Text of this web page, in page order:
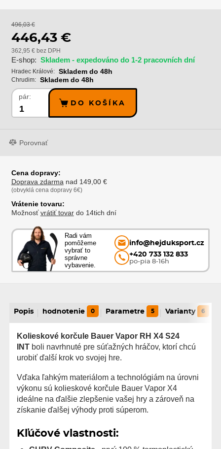
496,03 €
446,43 €
362,95 € bez DPH
E-shop: Skladem - expedováno do 1-2 pracovních dní
Hradec Králové: Skladem do 48h
Chrudim: Skladem do 48h
pár:
DO KOŠÍKA
Porovnať
Cena dopravy:
Doprava zdarmanad 149,00 €
(obvyklá cena dopravy 6€)
Vrátenie tovaru:
Možnosťvrátiť tovardo 14tich dní
Radi vám
pomôžeme
vybrať to
správne
vybavenie.
info@hejduksport.cz
+420 733 132 833
po-pia 8-16h
Popis hodnotenie 0 Parametre 5 Varianty 6
Kolieskové korčule Bauer Vapor RH X4 S24
INT boli navrhnuté pre súťažných hráčov, ktorí chcú
urobiť ďalší krok vo svojej hre.
Vďaka ľahkým materiálom a technológiám na úrovni
výkonu sú kolieskové korčule Bauer Vapor X4
ideálne na ďalšie zlepšenie vašej hry a zároveň na
získanie ďalšej výhody proti súperom.
Kľúčové vlastnosti: